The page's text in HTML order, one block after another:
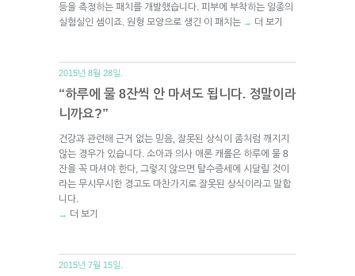
등을 측정하는 패치를 개발했습니다. 피부에 부착하는 일종의
실험실인 셈이죠. 원형 모양으로 생긴 이 패치는 → 더 보기
2015년 8월 28일.
“하루에 물 8잔씩 안 마셔도 됩니다. 정말이라
니까요?”
건강과 관련해 근거 없는 믿음, 잘못된 상식이 좀처럼 깨지지
않는 경우가 있습니다. 소아과 의사 애론 캐롤은 하루에 물 8
잔을 꼭 마셔야 한다, 그렇지 않으면 탈수증세에 시달릴 것이
라는 무시무시한 경고도 마찬가지로 잘못된 상식이라고 말합
니다.
→ 더 보기
2015년 7월 15일.